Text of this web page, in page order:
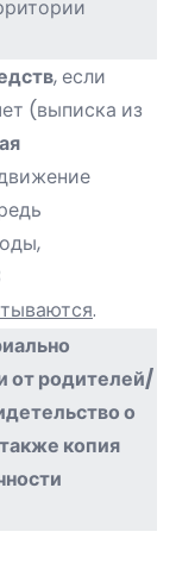
, если
(выписка из
.
от родителей/
о
копия